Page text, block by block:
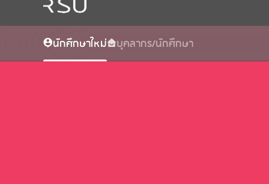
นักศึกษาใหม่ บุคลากร/นักศึกษา